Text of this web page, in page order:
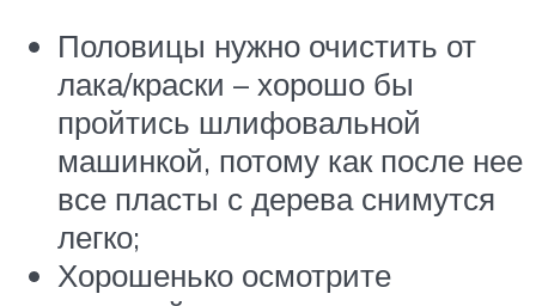
Половицы нужно очистить от
лака/краски – хорошо бы
пройтись шлифовальной
машинкой, потому как после нее
все пласты с дерева снимутся
легко;
Хорошенько осмотрите